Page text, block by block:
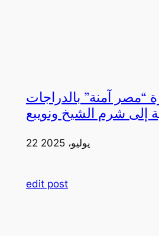
“مصر آمنة” بالدراجات
إلى شرم الشيخ ونويبع
22 يوليو، 2025
edit post